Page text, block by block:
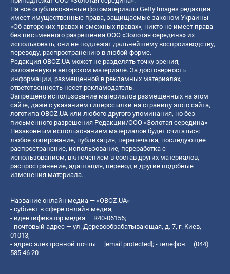
На все опубликованные фотоматериалы Getty Images редакция
имеет имущественные права, защищаемые законом Украины
«Об авторских правах и смежных правах», никто не имеет права
без письменного разрешения ООО «Золотая середина» их
использовать, они не подлежат дальнейшему воспроизводству,
переводу, распространению в любой форме.
Редакция OBOZ.UA может не разделять точку зрения,
изложенную в авторском материале. За достоверность
информации, размещенной в рекламных материалах,
ответственность несет рекламодатель.
Запрещено использование материалов размещенных на этом
сайте, даже с указанием гиперссылки на страницу этого сайта,
логотипа OBOZ.UA или любого другого упоминания, но без
письменного разрешения Редакции/ООО «Золотая середина»
Незаконным использованием материалов будет считаться:
любое копирование, публикация, перепечатка, последующее
распространение, использование, переработка с
использованием, включением в состав других материалов,
распространение, адаптация, перевод и другие подобные
изменения материала.
Название онлайн медиа — «OBOZ.UA»
- субъект в сфере онлайн медиа;
- идентификатор медиа — R40-06156;
- почтовый адрес — ул. Деревообрабатывающая, д. 7, г. Киев,
01013;
- адрес электронной почты — [email protected]; - телефон — (044)
585 46 20